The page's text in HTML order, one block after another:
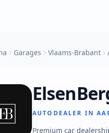
Garages Vlaams-Brabant
AUTODEALER IN
Premium car